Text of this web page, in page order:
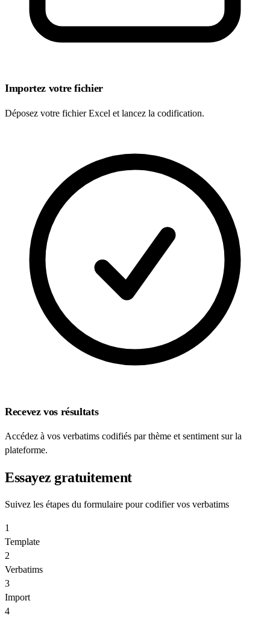
Importez votre fichier
Déposez votre fichier Excel et lancez la codification.
Recevez vos résultats
Accédez à vos verbatims codifiés par thème et sentiment sur la
plateforme.
Essayez gratuitement
Suivez les étapes du formulaire pour codifier vos verbatims
1
Template
2
Verbatims
3
Import
4